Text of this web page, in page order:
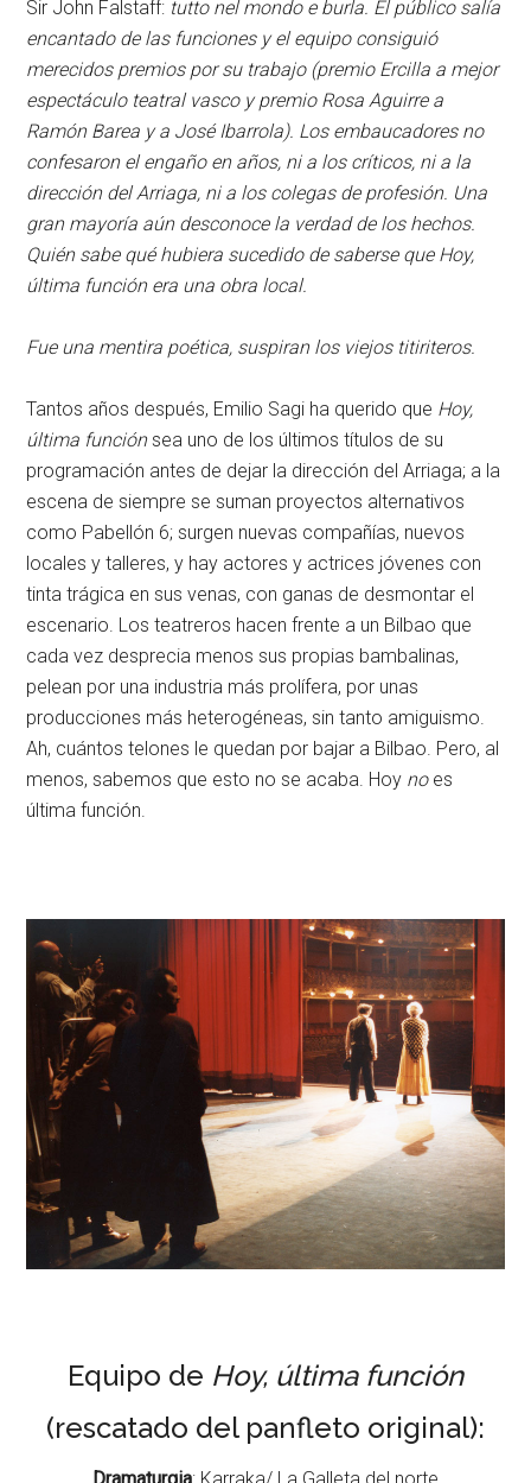
Sir John Falstaff: tutto nel mondo e burla. El público salía
encantado de las funciones y el equipo consiguió
merecidos premios por su trabajo (premio Ercilla a mejor
espectáculo teatral vasco ypremio Rosa Aguirre a
Ramón Barea y a José Ibarrola). Los embaucadores no
confesaron el engaño en años, ni a los críticos, ni a la
dirección del Arriaga, ni a los colegas de profesión. Una
gran mayoría aún desconoce la verdad de los hechos.
Quién sabe qué hubiera sucedido de saberse que Hoy,
última función era una obra local.
Fue una mentira poética, suspiran los viejos titiriteros.
Tantos años después, Emilio Sagi ha querido que Hoy,
última funciónsea uno de los últimos títulos de su
programación antes de dejar la dirección del Arriaga; a la
escena de siempre se suman proyectos alternativos
como Pabellón 6; surgen nuevas compañías, nuevos
locales y talleres, y hay actores y actrices jóvenes con
tinta trágica en sus venas, con ganas de desmontar el
escenario. Los teatreros hacen frente a un Bilbao que
cada vez desprecia menos sus propias bambalinas,
pelean por una industria más prolífera, por unas
producciones más heterogéneas, sin tanto amiguismo.
Ah, cuántos telones le quedan por bajar a Bilbao. Pero, al
menos, sabemos que esto no se acaba. Hoy noes
última función.
Equipo de Hoy, última función
(rescatado del panfleto original):